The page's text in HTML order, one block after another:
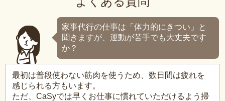
家事代行の仕事は「体力的にきつい」と
聞きますが、運動が苦手でも大丈夫です
か？
最初は普段使わない筋肉を使うため、数日間は疲れを
感じられる方もいます。
ただ、CaSyでは早くお仕事に慣れていただけるよう掃